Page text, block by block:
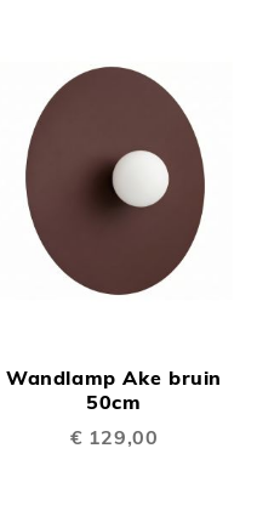
Wandlamp Ake bruin
50cm
€ 129,00